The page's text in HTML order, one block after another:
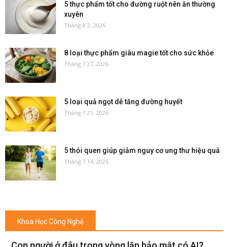
5 thực phẩm tốt cho đường ruột nên ăn thường
xuyên
Tháng 8 2, 2026
8 loại thực phẩm giàu magie tốt cho sức khỏe
Tháng 7 27, 2026
5 loại quả ngọt dễ tăng đường huyết
Tháng 7 21, 2026
5 thói quen giúp giảm nguy cơ ung thư hiệu quả
Tháng 7 14, 2026
Khoa Học Công Nghệ